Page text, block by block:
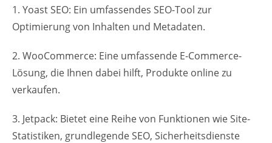
1. Yoast SEO: Ein umfassendes SEO-Tool zur
Optimierung von Inhalten und Metadaten.
2. WooCommerce: Eine umfassende E-Commerce-
Lösung, die Ihnen dabei hilft, Produkte online zu
verkaufen.
3. Jetpack: Bietet eine Reihe von Funktionen wie Site-
Statistiken, grundlegende SEO, Sicherheitsdienste